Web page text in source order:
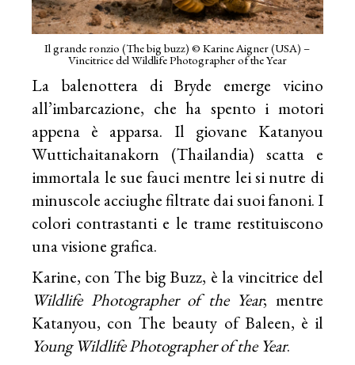
Il grande ronzio (The big buzz) © Karine Aigner (USA) –
Vincitrice del Wildlife Photographer of the Year
La balenottera di Bryde emerge vicino
all’imbarcazione, che ha spento i motori
appena è apparsa. Il giovane Katanyou
Wuttichaitanakorn (Thailandia) scatta e
immortala le sue fauci mentre lei si nutre di
minuscole acciughe filtrate dai suoi fanoni. I
colori contrastanti e le trame restituiscono
una visione grafica.
Karine, con The big Buzz, è la vincitrice del
Wildlife Photographer of the Year; mentre
Katanyou, con The beauty of Baleen, è il
Young Wildlife Photographer of the Year.